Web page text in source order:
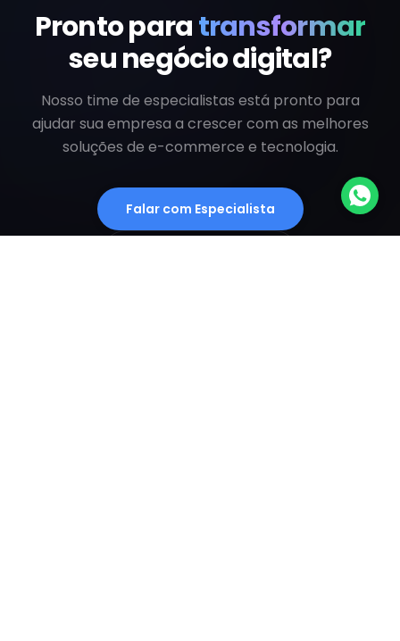
Pronto paratransformar
seu negócio digital?
Nosso time de especialistas está pronto para
ajudar sua empresa a crescer com as melhores
soluções de e-commerce e tecnologia.
Falar com Especialista